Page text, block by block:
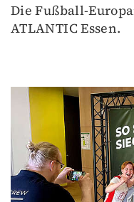
Die Fußball-
ATLANTIC Essen.